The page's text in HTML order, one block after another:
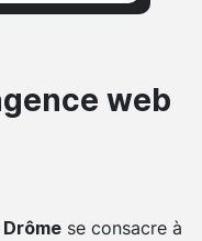
web
se consacre à